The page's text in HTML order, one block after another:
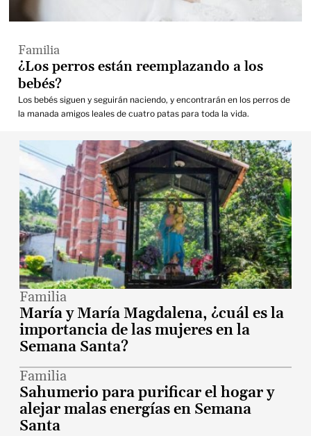
Familia
María y María Magdalena, ¿cuál es la
importancia de las mujeres en la
Semana Santa?
Familia
Sahumerio para purificar el hogar y
alejar malas energías en Semana
Santa
Familia
¿Los perros están reemplazando a los
bebés?
Los bebés siguen y seguirán naciendo, y encontrarán en los perros de
la manada amigos leales de cuatro patas para toda la vida.